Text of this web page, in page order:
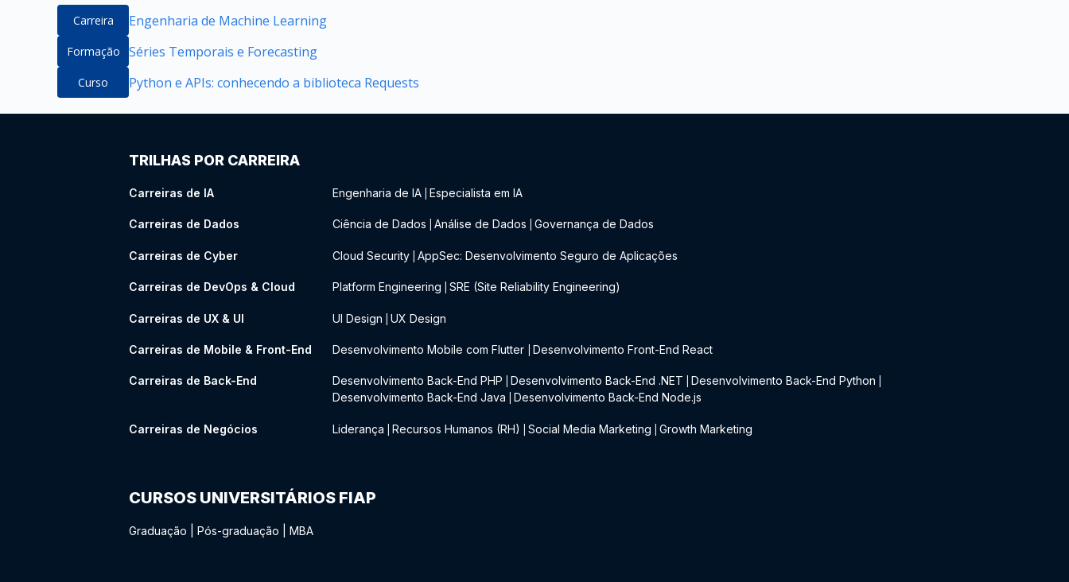
Carreira Engenharia de Machine Learning
Formação Séries Temporais e Forecasting
Curso Python e APIs: conhecendo a biblioteca Requests
TRILHAS POR CARREIRA
Carreiras de IA Engenharia de IA Especialista em IA
Carreiras de Dados Ciência de Dados Análise de Dados Governança de Dados
Carreiras de Cyber Cloud Security AppSec: Desenvolvimento Seguro de Aplicações
Carreiras de DevOps & Cloud Platform Engineering SRE (Site Reliability Engineering)
Carreiras de UX & UI UI Design UX Design
Carreiras de Mobile & Front-End Desenvolvimento Mobile com Flutter Desenvolvimento Front-End React
Carreiras de Back-End Desenvolvimento Back-End PHP Desenvolvimento Back-End .NET Desenvolvimento Back-End Python
Desenvolvimento Back-End Java Desenvolvimento Back-End Node.js
Carreiras de Negócios Liderança Recursos Humanos (RH) Social Media Marketing Growth Marketing
CURSOS UNIVERSITÁRIOS FIAP
Graduação Pós-graduação MBA